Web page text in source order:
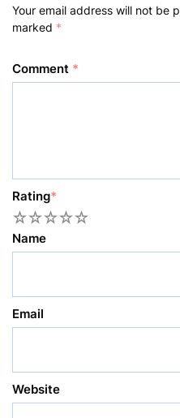
Your email address will not be
marked *
Comment *
Rating*
5
4
3
2
Name
Email
Website